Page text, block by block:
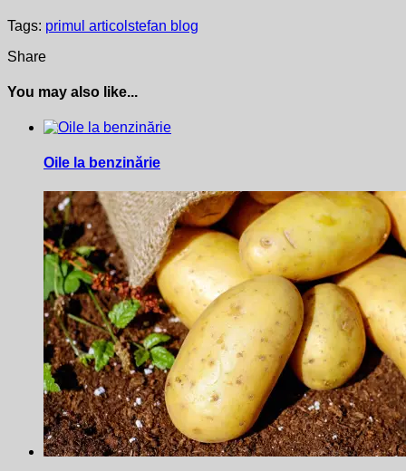
Tags: primul articol stefan blog
Share
You may also like...
Oile la benzinărie